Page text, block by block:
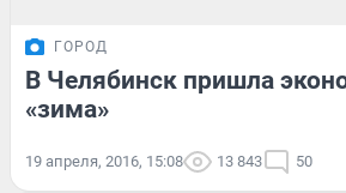
ГОРОД
В Челябинск пришла
«зима»
19 апреля, 2016, 15:08 13 843 50